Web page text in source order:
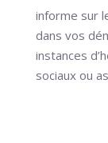
informe sur
dans vos
instances
sociaux ou